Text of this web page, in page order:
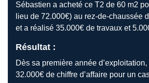
Sébastien a acheté ce T2 de 60 m2
lieu de 72.000€) au rez-de-chaussée
et a réalisé 35.000€ de travaux et
Résultat :
Dès sa première année
32.000€ de chiffre d’affaire pour un